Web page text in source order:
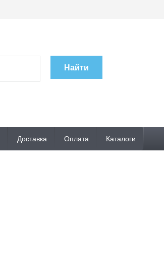
Найти
Доставка Оплата Каталоги